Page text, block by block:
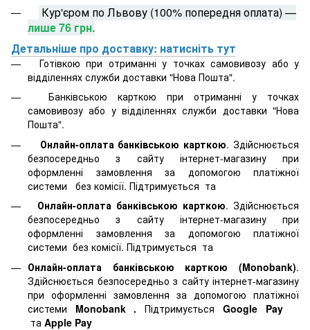
Кур'єром по Львову (100% попередня оплата) —
лише 76 грн.
Детальніше про доставку: натисніть тут
Готівкою при отриманні у точках самовивозу або у
відділеннях служби доставки "Нова Пошта".
Банківською карткою при отриманні у точках
самовивозу або у відділеннях служби доставки "Нова
Пошта".
Онлайн-оплата банківською карткою. Здійснюється
безпосередньо з сайту інтернет-магазину при
оформленні замовлення за допомогою платіжної
системи
без комісії. Підтримується та
Онлайн-оплата банківською карткою. Здійснюється
безпосередньо з сайту інтернет-магазину при
оформленні замовлення за допомогою платіжної
системи без комісії. Підтримується та
Онлайн-оплата банківською карткою (Monobank).
Здійснюється безпосередньо з сайту інтернет-магазину
при оформленні замовлення за допомогою платіжної
системи Monobank .Підтримується Google Pay
та Apple Pay